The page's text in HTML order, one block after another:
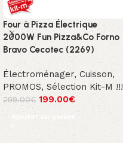
Four à Pizza Électrique
2000W Fun Pizza&Co Forno
Bravo Cecotec (2269)
Électroménager, Cuisson,
PROMOS, Sélection Kit-M !!!
299.00€ 199.00€
Ajouter au panier